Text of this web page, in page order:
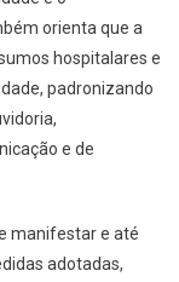
orienta que a
hospitalares e
padronizando
e de
manifestar e até
adotadas,